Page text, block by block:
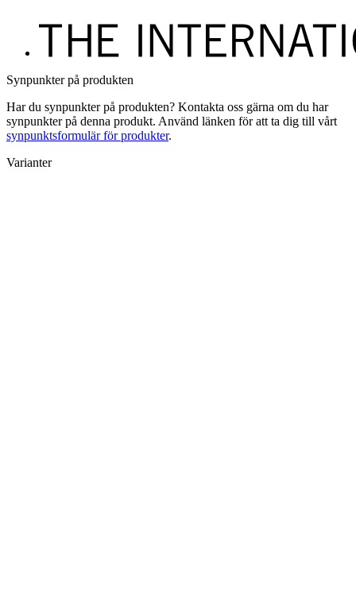
Synpunkter på produkten
Har du synpunkter på produkten? Kontakta oss gärna om du har
synpunkter på denna produkt. Använd länken för att ta dig till vårt
synpunktsformulär för produkter.
Varianter